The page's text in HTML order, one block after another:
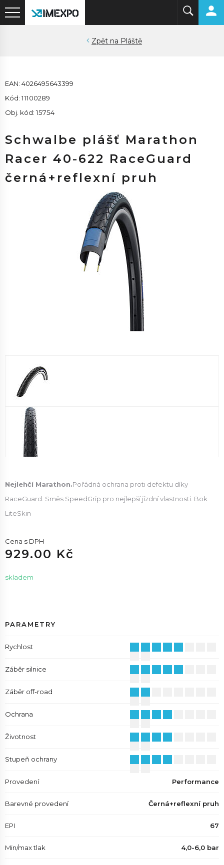
Pláště
EAN: 4026495643399
Kód: 11100289
Obj. kód: 15754
Schwalbe plášť Marathon
Racer 40-622 RaceGuard
černá+reflexní pruh
Nejlehčí Marathon.Pořádná ochrana proti defektu díky
RaceGuard. Směs SpeedGrip pro nejlepší jízdní vlastnosti. Bok
LiteSkin
Cena s DPH
929.00 Kč
skladem
PARAMETRY
Rychlost
Záběr silnice
Záběr off-road
Ochrana
Životnost
Stupeň ochrany
Provedení Performance
Barevné provedení Černá+reflexní pruh
EPI 67
Min/max tlak 4,0-6,0 bar